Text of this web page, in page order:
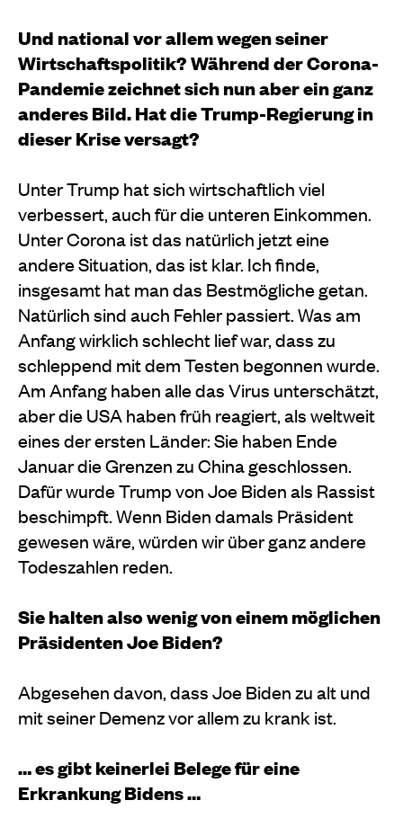
Und national vor allem wegen seiner
Wirtschaftspolitik? Während der Corona-
Pandemie zeichnet sich nun aber ein ganz
anderes Bild. Hat die Trump-Regierung in
dieser Krise versagt?
Unter Trump hat sich wirtschaftlich viel
verbessert, auch für die unteren Einkommen.
Unter Corona ist das natürlich jetzt eine
andere Situation, das ist klar. Ich finde,
insgesamt hat man das Bestmögliche getan.
Natürlich sind auch Fehler passiert. Was am
Anfang wirklich schlecht lief war, dass zu
schleppend mit dem Testen begonnen wurde.
Am Anfang haben alle das Virus unterschätzt,
aber die USA haben früh reagiert, als weltweit
eines der ersten Länder: Sie haben Ende
Januar die Grenzen zu China geschlossen.
Dafür wurde Trump von Joe Biden als Rassist
beschimpft. Wenn Biden damals Präsident
gewesen wäre, würden wir über ganz andere
Todeszahlen reden.
Sie halten also wenig von einem möglichen
Präsidenten Joe Biden?
Abgesehen davon, dass Joe Biden zu alt und
mit seiner Demenz vor allem zu krank ist.
… es gibt keinerlei Belege für eine
Erkrankung Bidens …